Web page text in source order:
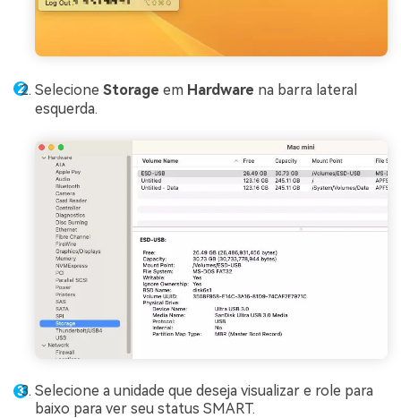
Selecione Storage em Hardware na barra lateral
esquerda.
Selecione a unidade que deseja visualizar e role para
baixo para ver seu status SMART.